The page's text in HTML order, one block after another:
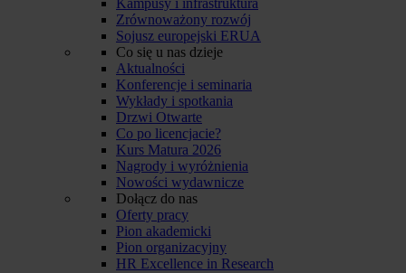
Zrównoważony rozwój
Sojusz europejski ERUA
Co się u nas dzieje
Aktualności
Konferencje i seminaria
Wykłady i spotkania
Drzwi Otwarte
Co po licencjacie?
Kurs Matura 2026
Nagrody i wyróżnienia
Nowości wydawnicze
Dołącz do nas
Oferty pracy
Pion akademicki
Pion organizacyjny
HR Excellence in Research